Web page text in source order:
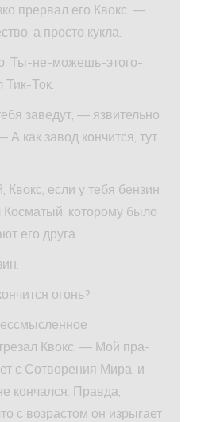
прервал его Квокс. —
а просто кукла.
Ты-не-можешь-этого-
Тик-Ток.
заведут, — язвительно
как завод кончится, тут
Квокс, если у тебя бензин
которому было
его друга.
огонь?
Квокс. — Мой пра-
с Сотворения Мира, и
кончался. Правда,
с возрастом он изрыгает